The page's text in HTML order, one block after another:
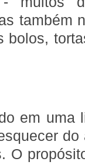
também
bolos,
em uma
O